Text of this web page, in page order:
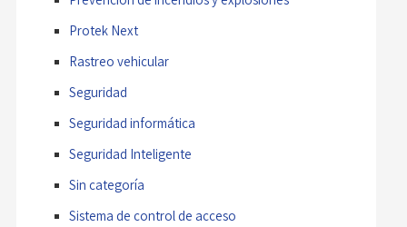
Protek Next
Rastreo vehicular
Seguridad
Seguridad informática
Seguridad Inteligente
Sin categoría
Sistema de control de acceso